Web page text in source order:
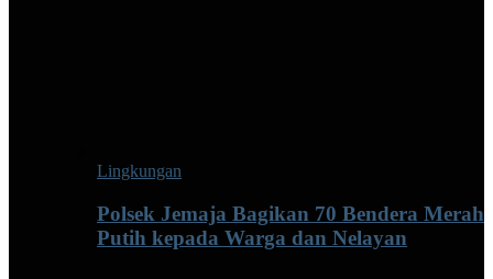
Lingkungan
Polsek Jemaja Bagikan 70 Bendera Merah
Putih kepada Warga dan Nelayan